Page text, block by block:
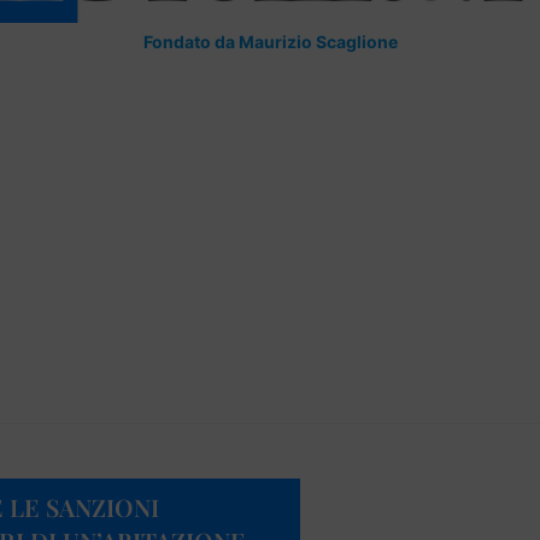
Fondato da Maurizio Scaglione
LE SANZIONI